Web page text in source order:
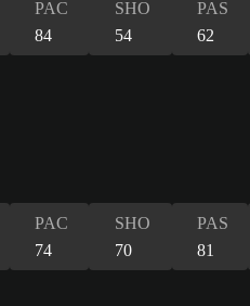
PAC
84
SHO
54
PAS
62
PAC
74
SHO
70
PAS
81